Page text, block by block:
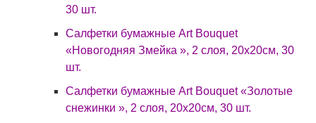
30 шт.
Салфетки бумажные Art Bouquet
«Новогодняя Змейка », 2 слоя, 20х20см, 30
шт.
Салфетки бумажные Art Bouquet «Золотые
снежинки », 2 слоя, 20х20см, 30 шт.